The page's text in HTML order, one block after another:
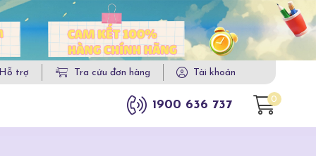
Hỗ trợ Tra cứu đơn hàng Tài khoản
1900 636 737 0